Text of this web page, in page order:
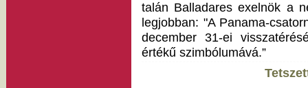
talán Balladares exelnök a
legjobban: "A Panama-
december 31-ei
értékű szimbólumává.”